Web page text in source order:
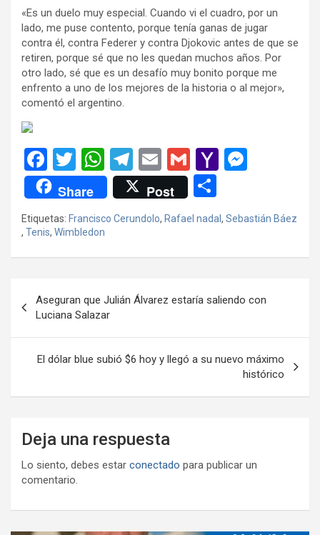
«Es un duelo muy especial. Cuando vi el cuadro, por un
lado, me puse contento, porque tenía ganas de jugar
contra él, contra Federer y contra Djokovic antes de que se
retiren, porque sé que no les quedan muchos años. Por
otro lado, sé que es un desafío muy bonito porque me
enfrento a uno de los mejores de la historia o al mejor»,
comentó el argentino.
F
a
ce
b
o
k
T
wi
tt
er
W
h
at
s
A
p
T
el
e
gr
a
E
m
ail
G
m
ail
Y
o
o
ail
n
g
Share Post
o
m
p
tir
Etiquetas: Francisco Cerundolo, Rafael nadal , Sebastián Báez
, Tenis, Wimbledon
de
entradas
Aseguran que Julián Álvarez estaría saliendo con
Luciana Salazar
El dólar blue subió $6 hoy y llegó a su nuevo máximo
histórico
Deja una respuesta
Lo siento, debes estar conectado para publicar un
comentario.